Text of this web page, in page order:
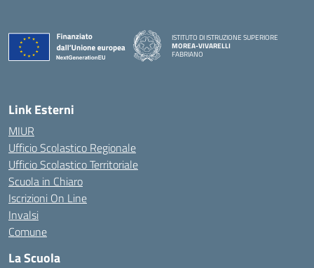
ISTITUTO DI ISTRUZIONE SUPERIORE
MOREA-VIVARELLI
FABRIANO
Link Esterni
MIUR
Ufficio Scolastico Regionale
Ufficio Scolastico Territoriale
Scuola in Chiaro
Iscrizioni On Line
Invalsi
Comune
La Scuola